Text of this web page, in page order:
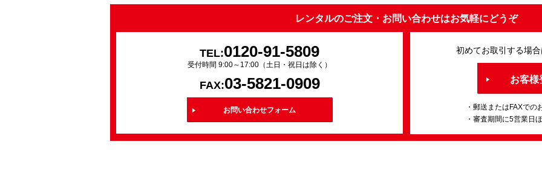
レンタルのご注文・お問い合わせはお気軽にどうぞ
TEL:0120-91-5809
受付時間 9:00～17:00（土日・祝日は除く）
FAX:03-5821-0909
お問い合わせフォーム
初めてお取引する場
お客様
・郵送またはFAXでの
・審査期間に5営業日